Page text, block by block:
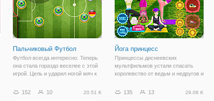
Пальчиковый Футбол
Футбол всегда интересно. Теперь
она стала гораздо веселее с этой
игрой. Цель и ударил ногой мяч к
оппоненты. Вы можете найти
Йога принцесс
Принцессы диснеевских
мультфильмов устали спасать
королевство от ведьм и недругов и
известно, она полезна физически
152 10 20.51 K 135 13 29.06 K